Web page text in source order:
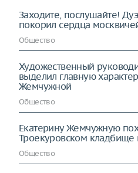
Заходите, послушайте!
покорил сердца
Общество
Художественный
выделил главную
Жемчужной
Общество
Екатерину Жемчужную
Троекуровском кладбище
Общество